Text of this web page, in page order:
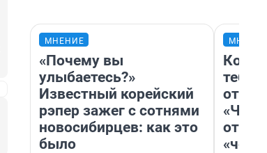
МНЕНИЕ
«Почему вы
улыбаетесь?»
Известный корейский
рэпер зажег с сотнями
новосибирцев: как это
было
тебя